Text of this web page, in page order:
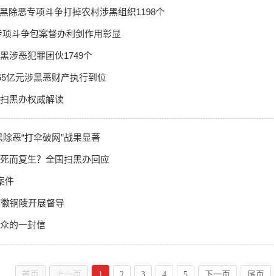
除恶专项斗争打掉农村涉黑组织1198个
斗争包案督办利剑作用彰显
涉恶犯罪团伙1749个
亿元涉黑恶财产执行到位
黑办权威解读
恶“打伞破网”战果显著
而复生？全国扫黑办回应
件
铜陵开展督导
的一封信